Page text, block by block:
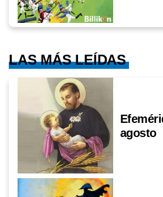
LAS MÁS LEÍDAS
agosto